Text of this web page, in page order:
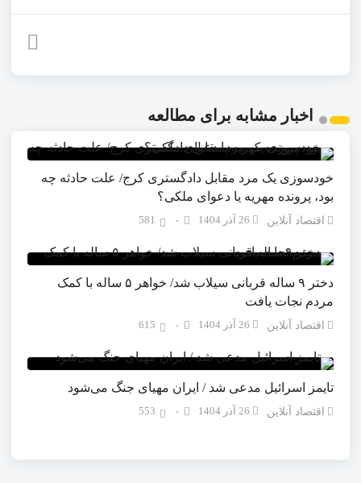
اخبار مشابه برای مطالعه
خودسوزی یک مرد مقابل دادگستری کرج/ علت حادثه چه
بود، پرونده مهریه‌ یا دعوای ملکی؟
اقتصاد آنلاین 26 آذر 1404 581
دختر ۹ ساله قربانی سیلاب شد/ خواهر ۵ ساله با کمک
مردم نجات یافت
اقتصاد آنلاین 26 آذر 1404 615
تایمز اسرائیل مدعی شد / ایران مهیای جنگ می‌شود
اقتصاد آنلاین 26 آذر 1404 553